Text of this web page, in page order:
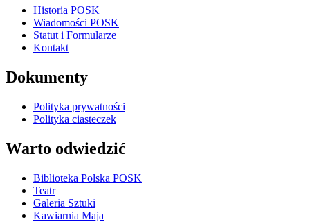
Historia POSK
Wiadomości POSK
Statut i Formularze
Kontakt
Dokumenty
Polityka prywatności
Polityka ciasteczek
Warto odwiedzić
Biblioteka Polska POSK
Teatr
Galeria Sztuki
Kawiarnia Maja